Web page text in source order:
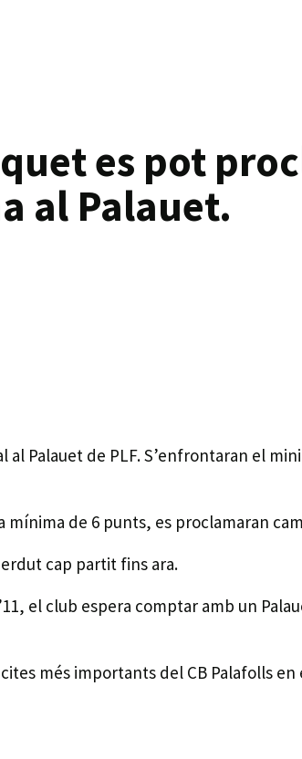
es pot
al Palauet.
al Palauet de PLF. S’enfrontaran el
de 6 punts, es proclamaran
cap partit fins ara.
el club espera comptar amb un
més importants del CB Palafolls